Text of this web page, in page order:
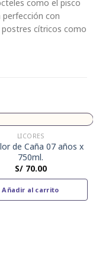
como el pisco
con
cítricos como
LICORES
de Caña 07 años x
750ml.
S/70.00
Añadir al carrito